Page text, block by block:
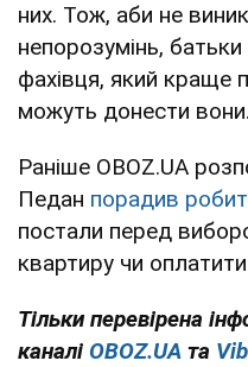
них. Тож, аби не
непорозумінь,
фахівця, який краще
можуть донести вони.
Раніше OBOZ.UA
Педан порадив
постали перед
квартиру чи
Тільки перевірена
каналі OBOZ.UA та